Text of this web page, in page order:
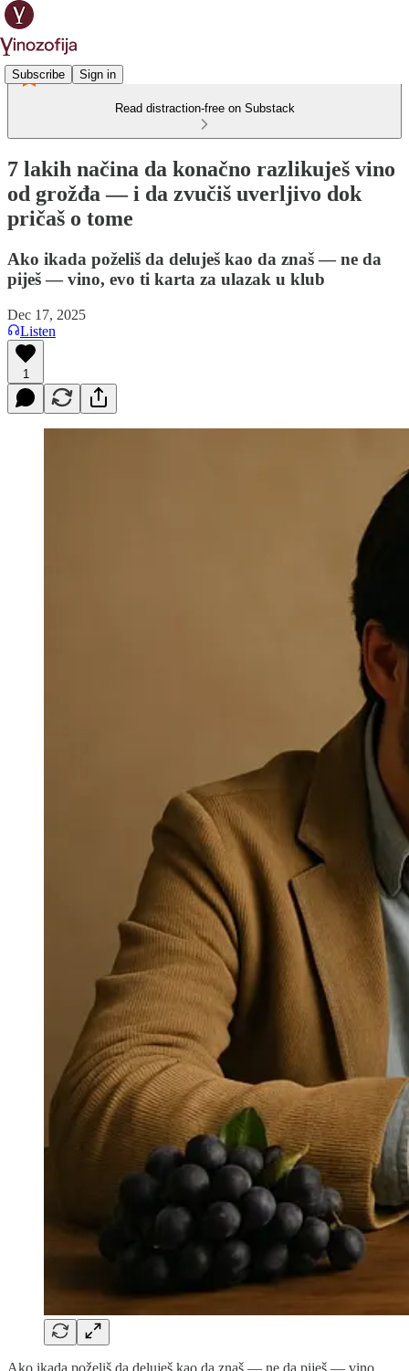
Subscribe Sign in
Read distraction-free on Substack
7 lakih načina da konačno razlikuješ vino
od grožđa — i da zvučiš uverljivo dok
pričaš o tome
Ako ikada poželiš da deluješ kao da znaš — ne da
piješ — vino, evo ti karta za ulazak u klub
Dec 17, 2025
Listen
1
Ako ikada poželiš da deluješ kao da znaš — ne da piješ — vino,